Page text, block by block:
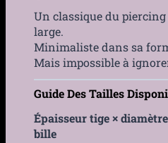
Un classique du
large.
Minimaliste dans sa
Mais impossible à
Guide Des Tailles
Épaisseur tige ×
bille